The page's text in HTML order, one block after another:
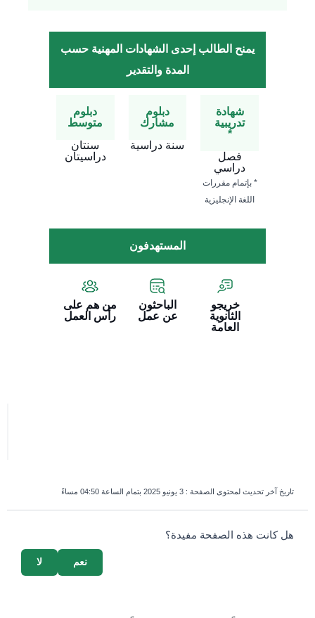
يمنح الطالب إحدى الشهادات المهنية حسب
المدة والتقدير
شهادة
تدريبية
*
فصل
دراسي
* بإتمام مقررات
اللغة الإنجليزية
دبلوم
مشارك
سنة دراسية
دبلوم
متوسط
سنتان
دراسيتان
المستهدفون
خريجو
الثانوية
العامة
الباحثون
عن عمل
من هم على
رأس العمل
تاريخ آخر تحديث لمحتوى الصفحة : 3 يونيو 2025 بتمام الساعة 04:50 مساءً
survey_v2
هل كانت هذه الصفحة مفيدة؟
لا نعم